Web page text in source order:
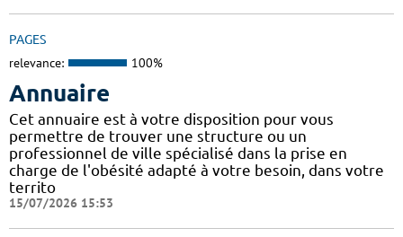
PAGES
relevance: 100%
Annuaire
Cet annuaire est à votre disposition pour vous
permettre de trouver une structure ou un
professionnel de ville spécialisé dans la prise en
charge de l'obésité adapté à votre besoin, dans votre
territo
15/07/2026 15:53